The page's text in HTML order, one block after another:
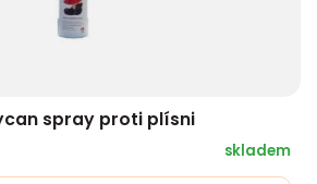
spray proti plísni
skladem